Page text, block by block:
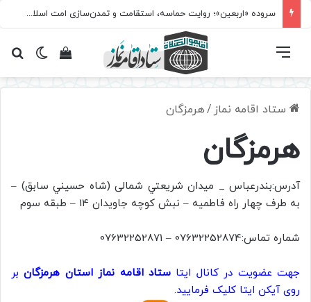
سروده‌ «اربعین»؛ روایت حماسه، استقامت و تمدن‌سازی امت اسلامی
تغییرمشاهده فهرست
ستاد اقامه نماز /هرمزگان
هرمزگان
آدرس:بندرعباس _‌ ميدان شريعتي شمالی (شاه حسيني سابق) –
به طرف چهار راه فاطميه – نبش كوچه جاويدان 14 – طبقه سوم
شماره تماس:07632252874 – 07632252871
جهت عضویت در کانال ایتا ستاد اقامه نماز استان هرمزگان بر
روی آیکن ایتا کلیک فرمایید.